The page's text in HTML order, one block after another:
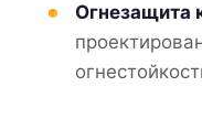
Огнезащита